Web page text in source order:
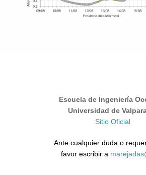
Escuela de Ingeniería
Universidad de
Sitio Oficial
Ante cualquier duda o
favor escribir a